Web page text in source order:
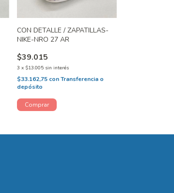
CON DETALLE / ZAPATILLAS-
NIKE-NRO 27 AR
$39.015
3 x $13.005 sin interés
$33.162,75 con Transferencia o
depósito